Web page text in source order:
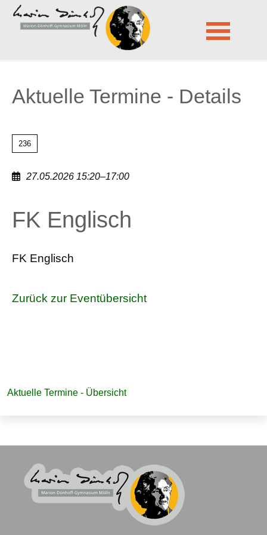
Marion-Dönhoff-Gymnasium Mölln
Aktuelle Termine - Details
Aktuelle Termine - Details
236
27.05.2026 15:20–17:00
FK Englisch
FK Englisch
Zurück zur Eventübersicht
überspringen
Aktuelle Termine - Übersicht